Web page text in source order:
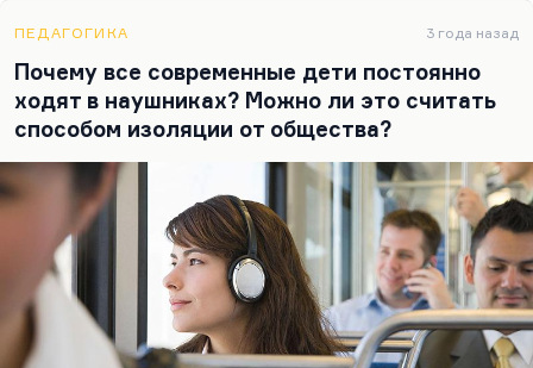
ПЕДАГОГИКА 3 года назад
Почему все современные дети постоянно
ходят в наушниках? Можно ли это считать
способом изоляции от общества?